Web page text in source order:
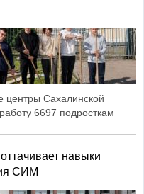
центры Сахалинской
6697 подросткам
навыки
СИМ